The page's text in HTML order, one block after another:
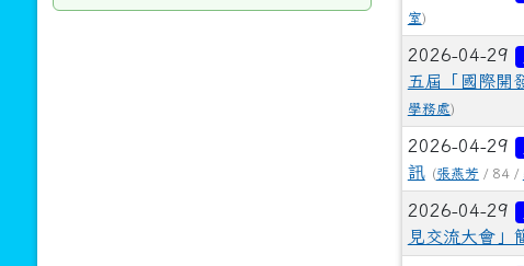
室)
2026-04-29
五屆「國際開
學務處)
2026-04-29
訊 (張燕芳 / 84 /
2026-04-29
見交流大會」